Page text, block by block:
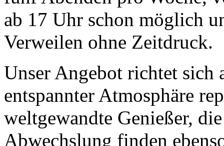
ab 17 Uhr schon möglich
Verweilen ohne Zeitdruck.
Unser Angebot richtet sich
entspannter Atmosphäre
weltgewandte Genießer,
Abwechslung finden